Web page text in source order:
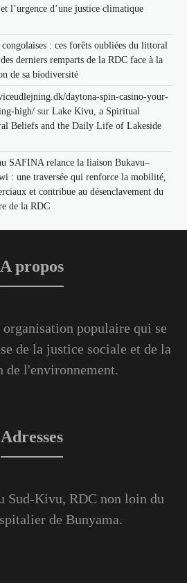
l’urgence d’une justice climatique
congolaises : ces forêts oubliées du littoral
derniers remparts de la RDC face à la
de sa biodiversité
daytona-spin-casino-your-
high/ surLake Kivu, a Spiritual
Beliefs and the Daily Life of Lakeside
SAFINA relance la liaison Bukavu–
: une traversée qui renforce la mobilité,
et contribue au désenclavement du
de la RDC
A propos
populaire qui se
de la justice sociale et de la
de l'environnement.
Adresses
Sud-Kivu, RDC non loin du
de Bunyama.